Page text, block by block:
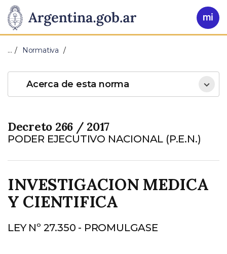
Presidencia
de
Nación
Pasar al contenido principal
Ir
a
Buscar
… Normativa
Decreto 266 / 2017
PODER EJECUTIVO NACIONAL (P.E.N.)
INVESTIGACION MEDICA
Y CIENTIFICA
LEY Nº 27.350 - PROMULGASE
Acerca de esta norma